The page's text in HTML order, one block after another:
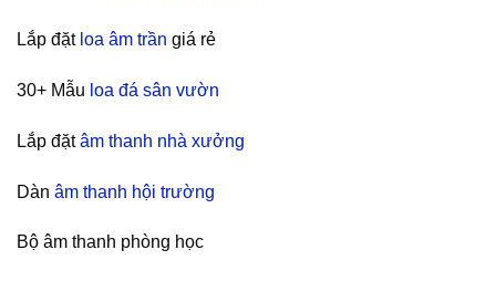
Lắp đặt loa âm trần giá rẻ
30+ Mẫu loa đá sân vườn
Lắp đặtâm thanh nhà xưởng
Dàn âm thanh hội trường
Bộ âm thanh phòng học